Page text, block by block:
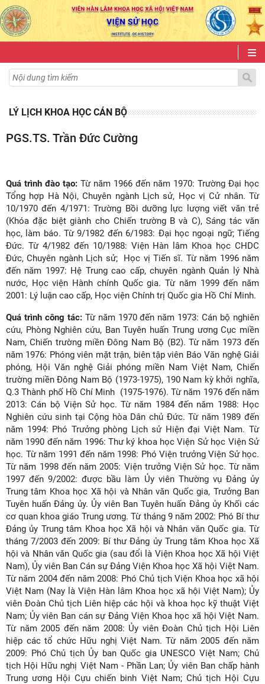
LÝ LỊCH KHOA HỌC CÁN BỘ
PGS.TS. Trần Đức Cường
Quá trình đào tạo: Từ năm 1966 đến năm 1970: Trường Đại học
Tổng hợp Hà Nội, Chuyên ngành Lịch sử, Học vị Cử nhân. Từ
10/1970 đến 4/1971: Trường Bồi dưỡng lực lượng viết văn trẻ
(Khóa đặc biệt giành cho Chiến trường B và C), Sáng tác văn
học, làm báo. Từ 9/1982 đến 6/1983: Đại học ngoại ngữ; Tiếng
Đức. Từ 4/1982 đến 10/1988: Viện Hàn lâm Khoa học CHDC
Đức, Chuyên ngành Lịch sử; Học vị Tiến sĩ. Từ năm 1996 năm
đến năm 1997: Hệ Trung cao cấp, chuyên ngành Quản lý Nhà
nước, Học viện Hành chính Quốc gia. Từ năm 1999 đến năm
2001: Lý luận cao cấp, Học viện Chính trị Quốc gia Hồ Chí Minh.
Quá trình công tác:Từ năm 1970 đến năm 1973: Cán bộ nghiên
cứu, Phòng Nghiên cứu, Ban Tuyên huấn Trung ương Cục miền
Nam, Chiến trường miền Đông Nam Bộ (B2). Từ năm 1973 đến
năm 1976: Phóng viên mặt trận, biên tập viên Báo Văn nghệ Giải
phóng, Hội Văn nghệ Giải phóng miền Nam Việt Nam, Chiến
trường miền Đông Nam Bộ (1973-1975), 190 Nam kỳ khởi nghĩa,
Q.3 Thành phố Hồ Chí Minh (1975-1976). Từ năm 1976 đến năm
2013: Cán bộ Viện Sử học. Từ năm 1984 đến năm 1988: Học
Nghiên cứu sinh tại Cộng hòa Dân chủ Đức. Từ năm 1989 đến
năm 1994: Phó Trưởng phòng Lịch sử Hiện đại Việt Nam. Từ
năm 1990 đến năm 1996: Thư ký khoa học Viện Sử học Viện Sử
học. Từ năm 1991 đến năm 1998: Phó Viện trưởng Viện Sử học.
Từ năm 1998 đến năm 2005: Viện trưởng Viện Sử học. Từ năm
1997 đến 9/2002: được bầu làm Ủy viên Thường vụ Đảng ủy
Trung tâm Khoa học Xã hội và Nhân văn Quốc gia, Trưởng Ban
Tuyên huấn Đảng ủy. Ủy viên Ban Tuyên huấn Đảng ủy Khối các
cơ quan khoa giáo Trung ương. Từ tháng 9 năm 2002: Phó Bí thư
Đảng ủy Trung tâm Khoa học Xã hội và Nhân văn Quốc gia. Từ
tháng 7/2003 đến 2009: Bí thư Đảng ủy Trung tâm Khoa học Xã
hội và Nhân văn Quốc gia (sau đổi là Viện Khoa học Xã hội Việt
Nam), Ủy viên Ban Cán sự Đảng Viện Khoa học Xã hội Việt Nam.
Từ năm 2004 đến năm 2008: Phó Chủ tịch Viện Khoa học xã hội
Việt Nam (Nay là Viện Hàn lâm Khoa học xã hội Việt Nam); Ủy
viên Đoàn Chủ tịch Liên hiệp các hội và khoa học kỹ thuật Việt
Nam; Ủy viên Ban cán sự Đảng Viện Khoa học xã hội Việt Nam.
Từ năm 2005 đến năm 2008: Ủy viên Đoàn Chủ tịch Hội Liên
hiệp các tổ chức Hữu nghị Việt Nam. Từ năm 2005 đến năm
2009: Phó Chủ tịch Ủy ban Quốc gia UNESCO Việt Nam; Chủ
tịch Hội Hữu nghị Việt Nam - Phần Lan; Ủy viên Ban chấp hành
Trung ương Hội Cựu chiến binh Việt Nam; Chủ tịch Hội Cựu